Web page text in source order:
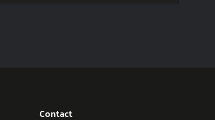
Contact